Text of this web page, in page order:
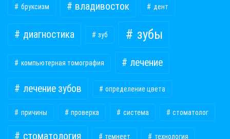
бруксизм владивосток дент
диагностика зуб зубы
компьютерная томография лечение
лечение зубов определение цвета
причины проверка система стоматолог
стоматология темнеет технология